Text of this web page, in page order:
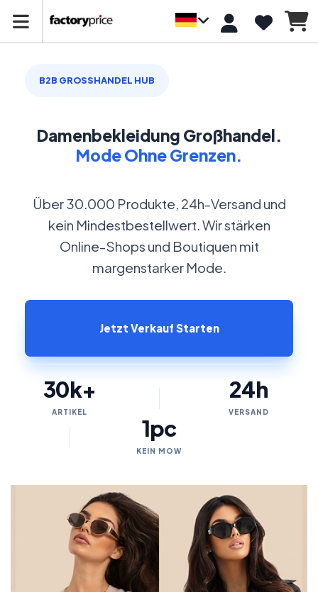
B2B GROSSHANDEL HUB
Damenbekleidung Großhandel.
Mode Ohne Grenzen.
Über 30.000 Produkte, 24h-Versand und
kein Mindestbestellwert. Wir stärken
Online-Shops und Boutiquen mit
margenstarker Mode.
Jetzt Verkauf Starten
30k+
ARTIKEL
24h
VERSAND
1pc
KEIN MOW